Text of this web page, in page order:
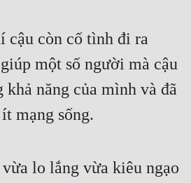
cậu còn cố tình đi ra
một số người mà cậu
khả năng của mình và đã
mạng sống.
lo lắng vừa kiêu ngạo